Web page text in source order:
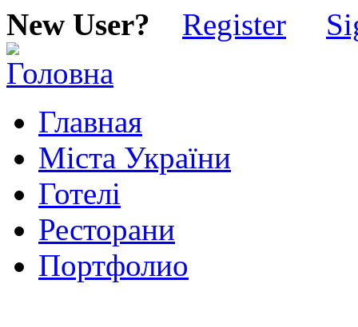
New User? Register
Главная
Міста України
Готелі
Ресторани
Портфолио